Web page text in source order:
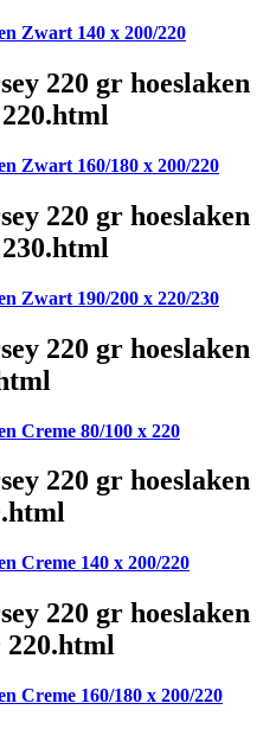
Zwart 140 x 200/220
220 gr hoeslaken
Zwart 160/180 x 200/220
220 gr hoeslaken
Zwart 190/200 x 220/230
220 gr hoeslaken
Creme 80/100 x 220
220 gr hoeslaken
Creme 140 x 200/220
220 gr hoeslaken
220.html
Creme 160/180 x 200/220